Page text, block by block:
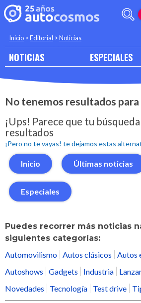
Inicio >Editorial >Noticias
NOTICIAS ESPECIALES
No tenemos resultados para
¡Ups! Parece que tu
resultados
¡Pero no te vayas! te dejamos estas
Inicio Últimas noticias
Especiales
Puedes recorrer más noticias
siguientes categorías:
Automovilismo Autos clásicos
Autos
Autoshows
Gadgets Industria
Novedades
Tecnología Test drive